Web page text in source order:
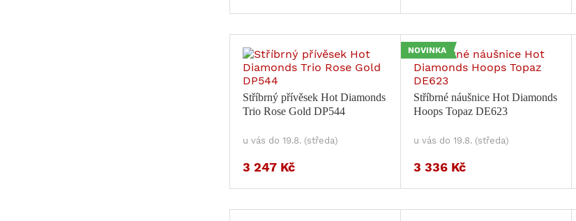
Stříbrný přívěsek Hot Diamonds
Trio Rose Gold DP544
u vás do 19.8. (středa)
3 247 Kč
NOVINKA
Stříbrné náušnice Hot Diamonds
Hoops Topaz DE623
u vás do 19.8. (středa)
3 336 Kč